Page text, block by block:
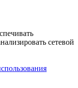
сетевой